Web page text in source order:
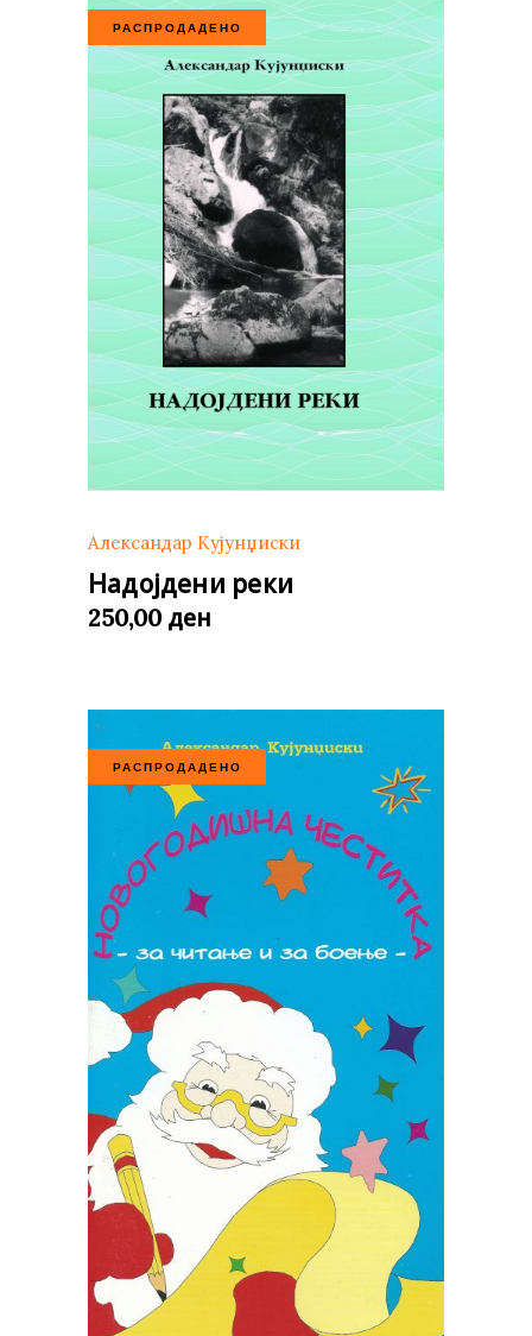
РАСПРОДАДЕНО
Александар Кујунџиски
Надојдени реки
250,00 ден
РАСПРОДАДЕНО